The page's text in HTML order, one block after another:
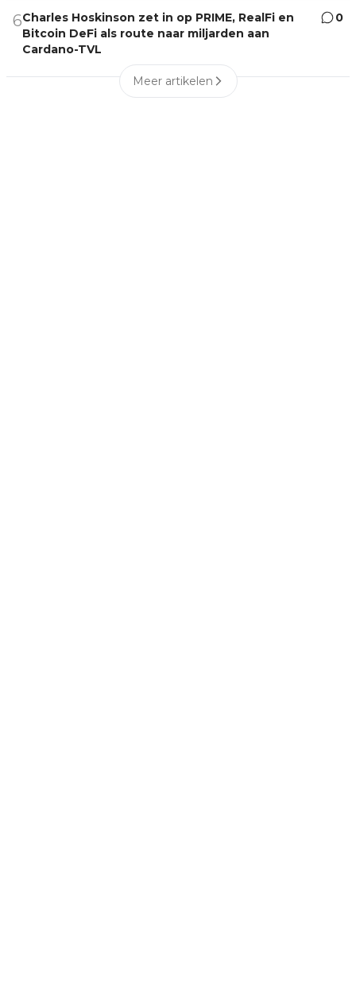
6Charles Hoskinson zet in op PRIME, RealFi en
Bitcoin DeFi als route naar miljarden aan
Cardano-TVL
0
Meer artikelen